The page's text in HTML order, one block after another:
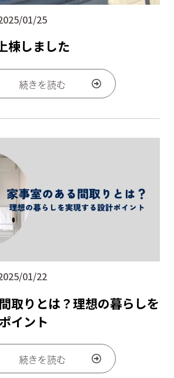
01/25
棟しました
続きを読む
01/22
取りとは？理想の暮らしを
イント
続きを読む